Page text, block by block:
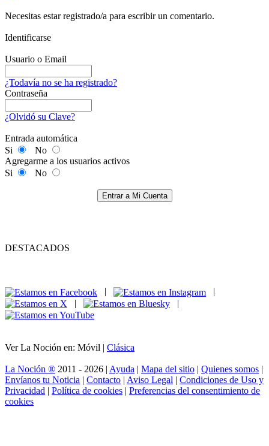
Necesitas estar registrado/a para escribir un comentario.
Identificarse
Usuario o Email
¿Todavía no se ha registrado?
Contraseña
¿Olvidó su Clave?
Entrada automática
Si
No
Agregarme a los usuarios activos
Si
No
Entrar a Mi Cuenta
DESTACADOS
|
|
Ver La Noción en: Móvil | Clásica
La Noción ® 2011 - 2026 | Ayuda | Mapa del sitio | Quienes somos |
Envíanos tu Noticia | Contacto | Aviso Legal | Condiciones de Uso y
Privacidad | Política de cookies | Preferencias del consentimiento de
cookies